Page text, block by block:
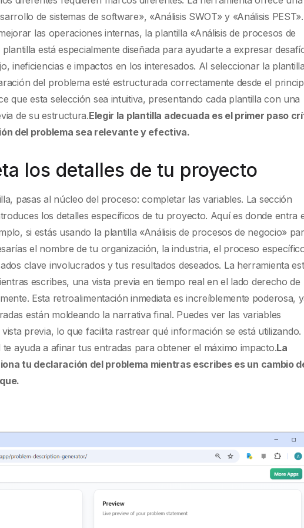
de sistemas de software», «Análisis SWOT» y «Análisis PEST».
las operaciones internas, la plantilla «Análisis de procesos de
está especialmente diseñada para ayudarte a expresar
ineficiencias e impactos en los interesados. Al seleccionar la
del problema esté estructurada correctamente desde el
que esta selección sea intuitiva, presentando cada plantilla con una
de su estructura.Elegir la plantilla adecuada es el primer paso
del problema sea relevante y efectiva.
los detalles de tu proyecto
pasas al núcleo del proceso: completar las variables. La sección
los detalles específicos de tu proyecto. Aquí es donde entra
si estás usando la plantilla «Análisis de procesos de negocio»
el nombre de tu organización, la industria, el proceso
clave involucrados y tus resultados deseados. La herramienta
escribes, una vista previa en tiempo real en el lado derecho de
Esta retroalimentación inmediata es increíblemente poderosa,
están moldeando la narrativa final. Puedes ver las variables
previa, lo que facilita rastrear qué información se está utilizando.
ayuda a afinar tus entradas para obtener el máximo impacto.La
tu declaración del problema mientras escribes es un cambio